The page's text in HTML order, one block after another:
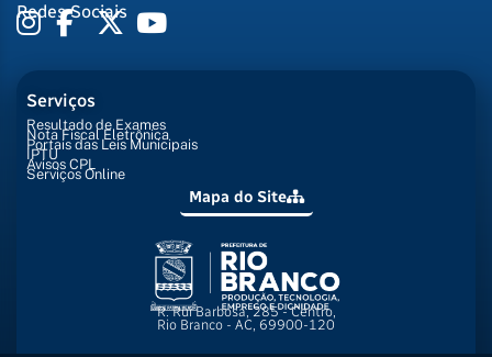
Redes Sociais
Serviços
Resultado de Exames
Nota Fiscal Eletrônica
Portais das Leis Municipais
IPTU
Avisos CPL
Serviços Online
Mapa do Site
R. Rui Barbosa, 285 - Centro,
Rio Branco - AC, 69900-120